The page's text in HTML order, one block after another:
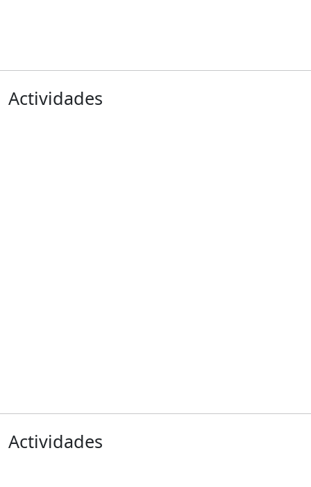
Actividades
Actividades